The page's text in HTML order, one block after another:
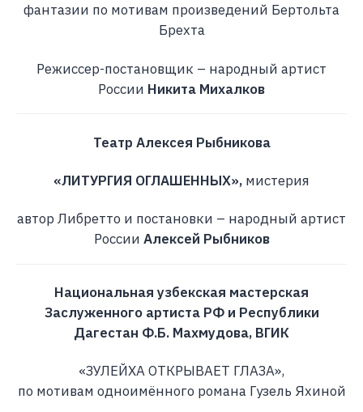
фантазии по мотивам произведений Бертольта
Брехта
Режиссер-постановщик – народный артист
России Никита Михалков
Театр Алексея Рыбникова
«ЛИТУРГИЯ ОГЛАШЕННЫХ», мистерия
автор Либретто и постановки – народный артист
России Алексей Рыбников
Национальная узбекская мастерская
Заслуженного артиста РФ и Республики
Дагестан Ф.Б. Махмудова, ВГИК
«ЗУЛЕЙХА ОТКРЫВАЕТ ГЛАЗА»,
по мотивам одноимённого романа Гузель Яхиной